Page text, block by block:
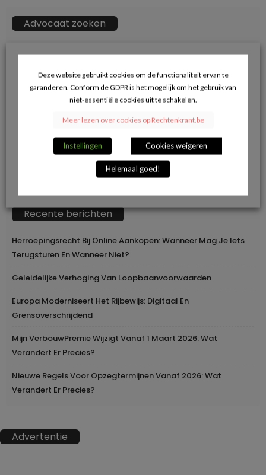
Advocaat zoeken
naar:
→ Klik hier voor opname in de advocatendatabase.
Volg ons op Facebook en blijf op de hoogte
van de juridische actualiteit.
Recente berichten
Herroepingsrecht Bij Online Aankopen: Wanneer Mag Je Iets
Terugsturen En Wanneer Niet?
Geleidelijke Verhoging Van Loopbaanvoorwaarden
Europa Moderniseert Het Rijbewijs: Digitaal En
Grensoverschrijdend
Mijn VerbouwPremie Wijzigt Vanaf 1 Maart 2026: Wat
Verandert Er Precies?
Nieuwe Regels Voor Opzegtermijnen Vanaf 2026: Wat
Verandert Er Precies?
Advertentie
Deze website gebruikt cookies om de functionaliteit ervan te
garanderen. Conform de GDPR is het mogelijk om het gebruik van
niet-essentiële cookies uit te schakelen.
Meer lezen over cookies op Rechtenkrant.be
Instellingen Cookies weigeren
Helemaal goed!